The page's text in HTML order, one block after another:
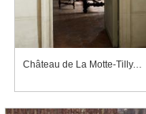
Château de La Motte-Tilly, petit bureau